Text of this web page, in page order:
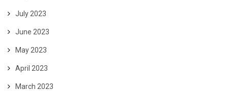
July 2023
June 2023
May 2023
April 2023
March 2023